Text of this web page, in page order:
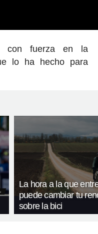
con fuerza en la
lo ha hecho para
La hora a la que
puede cambiar tu
sobre la bici